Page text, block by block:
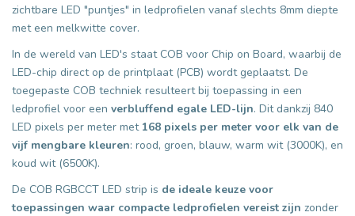
zichtbare LED "puntjes" in ledprofielen vanaf slechts 8mm diepte
met een melkwitte cover.
In de wereld van LED's staat COB voor Chip on Board, waarbij de
LED-chip direct op de printplaat (PCB) wordt geplaatst. De
toegepaste COB techniek resulteert bij toepassing in een
ledprofiel voor een verbluffend egale LED-lijn. Dit dankzij 840
LED pixels per meter met 168 pixels per meter voor elk van de
vijf mengbare kleuren: rood, groen, blauw, warm wit (3000K), en
koud wit (6500K).
De COB RGBCCT LED strip is de ideale keuze voor
toepassingen waar compacte ledprofielen vereist zijn zonder